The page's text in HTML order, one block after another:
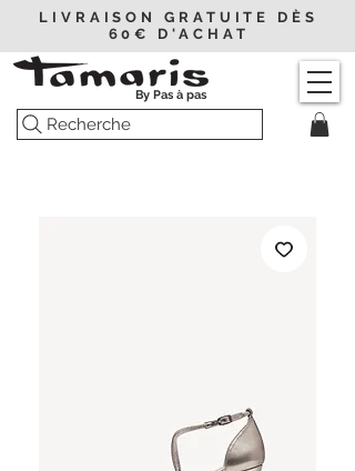
LIVRAISON GRATUITE DÈS
60€ D'ACHAT
Recherche
By Pas à pas